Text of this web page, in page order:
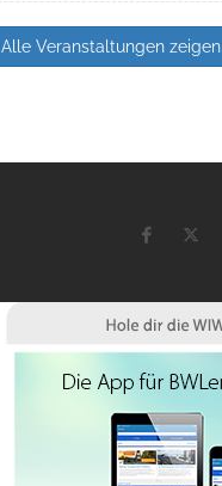
Alle Veranstaltungen zeigen